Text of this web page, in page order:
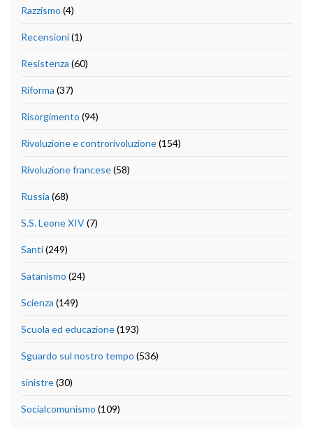
Razzismo (4)
Recensioni(1)
Resistenza (60)
Riforma (37)
Risorgimento (94)
Rivoluzione e controrivoluzione(154)
Rivoluzione francese(58)
Russia (68)
S.S. Leone XIV(7)
Santi(249)
Satanismo (24)
Scienza (149)
Scuola ed educazione(193)
Sguardo sul nostro tempo (536)
sinistre(30)
Socialcomunismo (109)